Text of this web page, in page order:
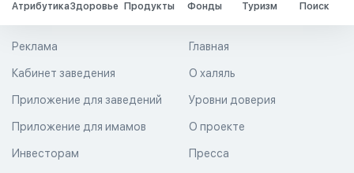
АтрибутикаЗдоровье Продукты Фонды Туризм Поиск
Главная
О халяль
Уровни доверия
Реклама
Кабинет заведения
Приложение для заведений
Приложение для имамов О проекте
Пресса
Инвесторам